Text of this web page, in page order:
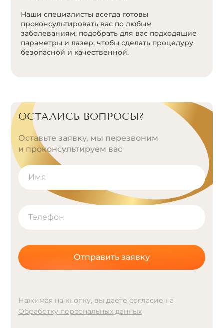
Наши специалисты всегда готовы
проконсультировать вас по любым
заболеваниям, подобрать для вас подходящие
параметры и лазер, чтобы сделать процедуру
безопасной и качественной.
ОСТАЛИСЬ ВОПРОСЫ?
Оставьте заявку, мы перезвоним
и проконсультируем вас
Отправить заявку
Нажимая на кнопку, вы даете согласие на
Обработку персональных данных